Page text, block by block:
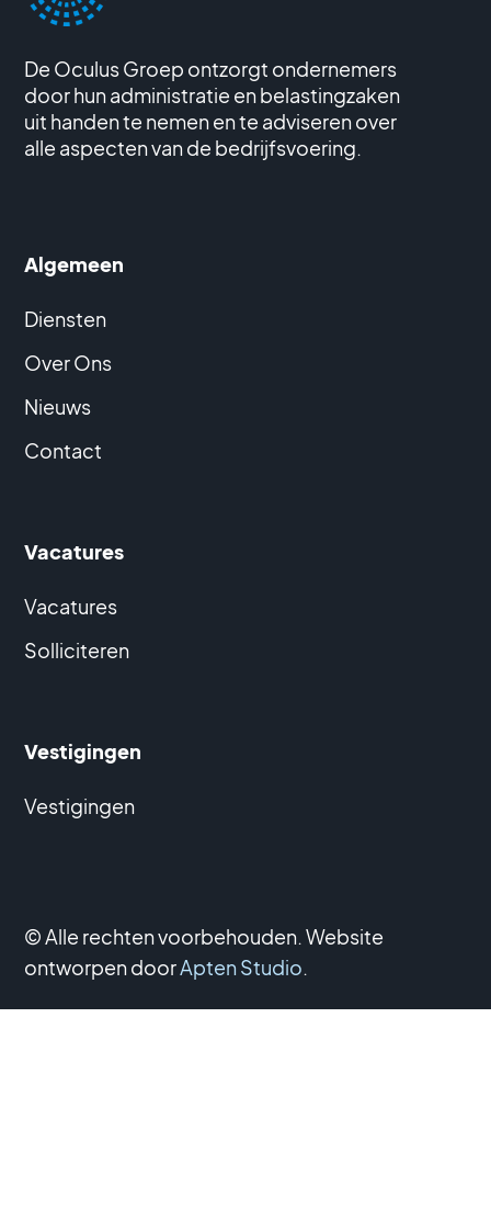
De Oculus Groep ontzorgt ondernemers
door hun administratie en belastingzaken
uit handen te nemen en te adviseren over
alle aspecten van de bedrijfsvoering.
Algemeen
Diensten
Over Ons
Nieuws
Contact
Vacatures
Vacatures
Solliciteren
Vestigingen
Vestigingen
© Alle rechten voorbehouden. Website
ontworpen doorApten Studio.